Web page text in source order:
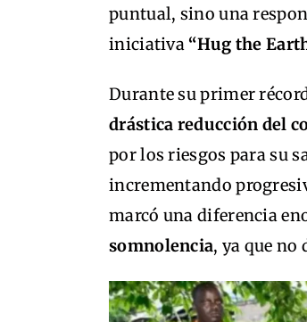
puntual, sino una
iniciativa “Hug the
Durante su primer
drástica reducción del
por los riesgos para su
incrementando
marcó una diferencia
somnolencia, ya que no